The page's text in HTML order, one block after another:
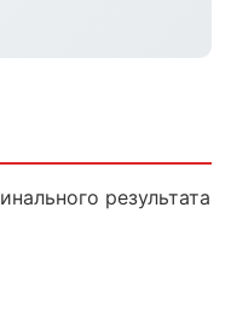
результата